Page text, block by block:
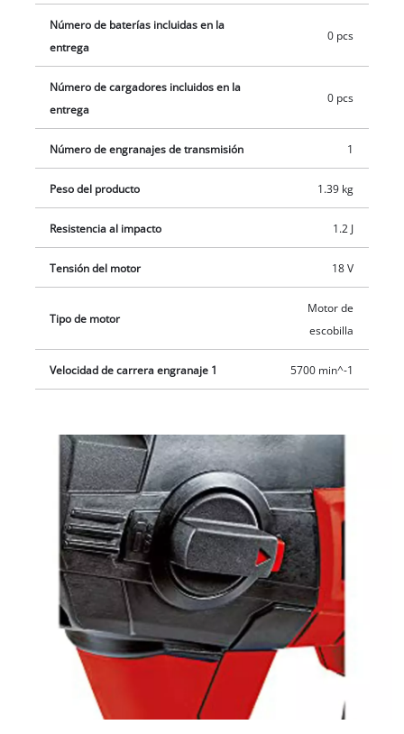
actual. ATENCIÓN: Este dispositivo se entrega SIN batería ni
cargador y, por tanto, es una ampliación económica de las
herramientas de la familia Power X-Change ya adquiridas.
Número de baterías incluidas en la
entrega
0 pcs
Número de cargadores incluidos en la
entrega
0 pcs
Número de engranajes de transmisión 1
Peso del producto 1.39 kg
Resistencia al impacto 1.2 J
Tensión del motor 18 V
Tipo de motor
Motor de
escobilla
Velocidad de carrera engranaje 1 5700 min^-1